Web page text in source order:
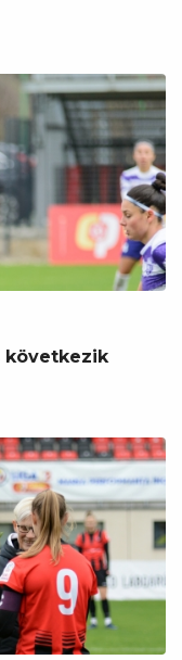
következik